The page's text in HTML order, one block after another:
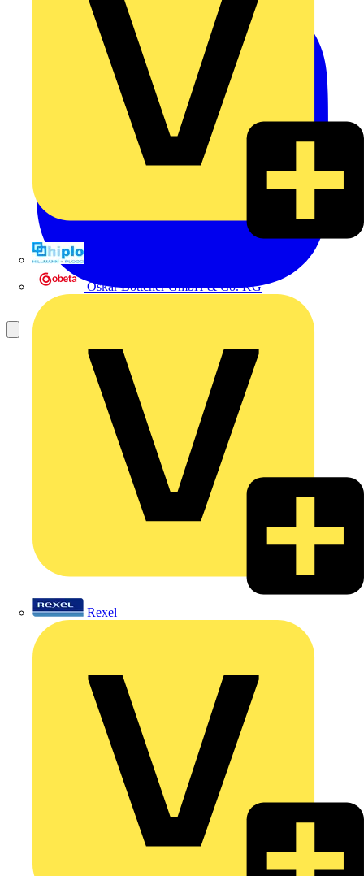
Oskar Böttcher GmbH & Co. KG
Rexel